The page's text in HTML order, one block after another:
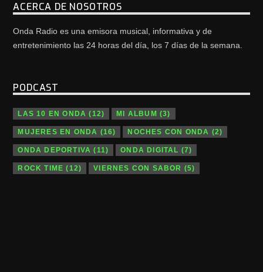
ACERCA DE NOSOTROS
Onda Radio es una emisora musical, informativa y de
entretenimiento las 24 horas del día, los 7 días de la semana.
PODCAST
LAS 10 EN ONDA (12) MI ALBUM (3)
MUJERES EN ONDA (16) NOCHES CON ONDA (2)
ONDA DEPORTIVA (11) ONDA DIGITAL (7)
ROCK TIME (12) VIERNES CON SABOR (5)